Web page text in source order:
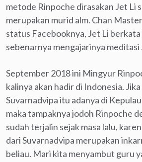
metode Rinpoche dirasakan Jet Li
merupakan murid alm. Chan
status Facebooknya, Jet Li
sebenarnya mengajarinya meditasi
September 2018 ini Mingyur
kalinya akan hadir di Indonesia.
Suvarnadvipa itu adanya di
maka tampaknya jodoh Rinpoche
sudah terjalin sejak masa lalu,
dari Suvarnadvipa merupakan
beliau. Mari kita menyambut guru